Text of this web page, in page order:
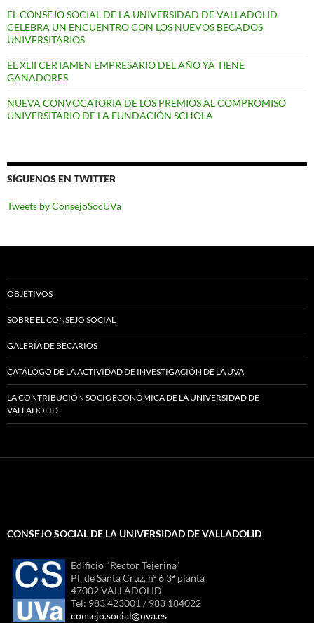
EL CONSEJO SOCIAL DE LA UNIVERSIDAD DE VALLADOLID
CELEBRA UN ENCUENTRO CON LOS NUEVOS BECADOS
UNIVERSITARIOS
EL XLII CERTAMEN EMPRESARIO DEL AÑO YA TIENE
GANADORES
NUEVA CONVOCATORIA DE LOS PREMIOS AL COMPROMISO
UNIVERSITARIO DE LA FUNDACIÓN SCHOLA
SÍGUENOS EN TWITTER
Tweets by ConsejoSocUVa
OBJETIVOS
SOBRE EL CONSEJO SOCIAL
GALERÍA DE BECARIOS
CATÁLOGO DE LA ACTIVIDAD DE INVESTIGACIÓN DE LA UVA
LA CONTRIBUCIÓN SOCIOECONÓMICA DE LA UNIVERSIDAD DE
VALLADOLID
CONSEJO SOCIAL DE LA UNIVERSIDAD DE VALLADOLID
Edificio "Rector Tejerina"
Pl. de Santa Cruz, nº 6 3ª planta
47002 VALLADOLID
Tel: 983 423001 / 983 184022
consejo.social@uva.es